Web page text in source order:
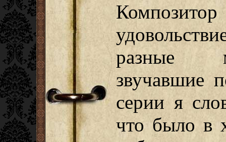
разные
звучавшие
серии я
что было в